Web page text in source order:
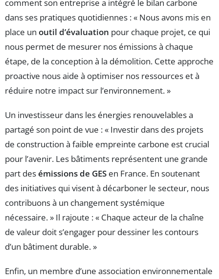
comment son entreprise a intégré le bilan carbone
dans ses pratiques quotidiennes : « Nous avons mis en
place un outil d’évaluation pour chaque projet, ce qui
nous permet de mesurer nos émissions à chaque
étape, de la conception à la démolition. Cette approche
proactive nous aide à optimiser nos ressources et à
réduire notre impact sur l’environnement. »
Un investisseur dans les énergies renouvelables a
partagé son point de vue : « Investir dans des projets
de construction à faible empreinte carbone est crucial
pour l’avenir. Les bâtiments représentent une grande
part desémissions de GES en France. En soutenant
des initiatives qui visent à décarboner le secteur, nous
contribuons à un changement systémique
nécessaire. » Il rajoute : « Chaque acteur de la chaîne
de valeur doit s’engager pour dessiner les contours
d’un bâtiment durable. »
Enfin, un membre d’une association environnementale